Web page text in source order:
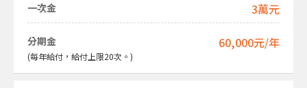
一次金 3萬元
分期金 60,000元/年
(每年給付，給付上限20次。)